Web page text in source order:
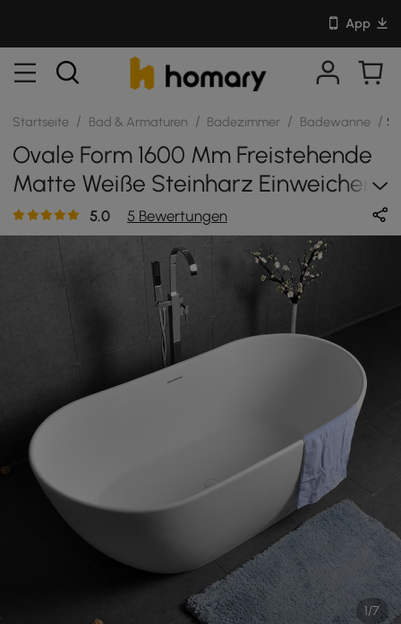
App
Startseite / Bad & Armaturen / Badezimmer / Badewanne /
Ovale Form 1600 Mm Freistehende
Matte Weiße Steinharz Einweichen
Badewanne Mit Überlauf
5.0 5 Bewertungen
1/7